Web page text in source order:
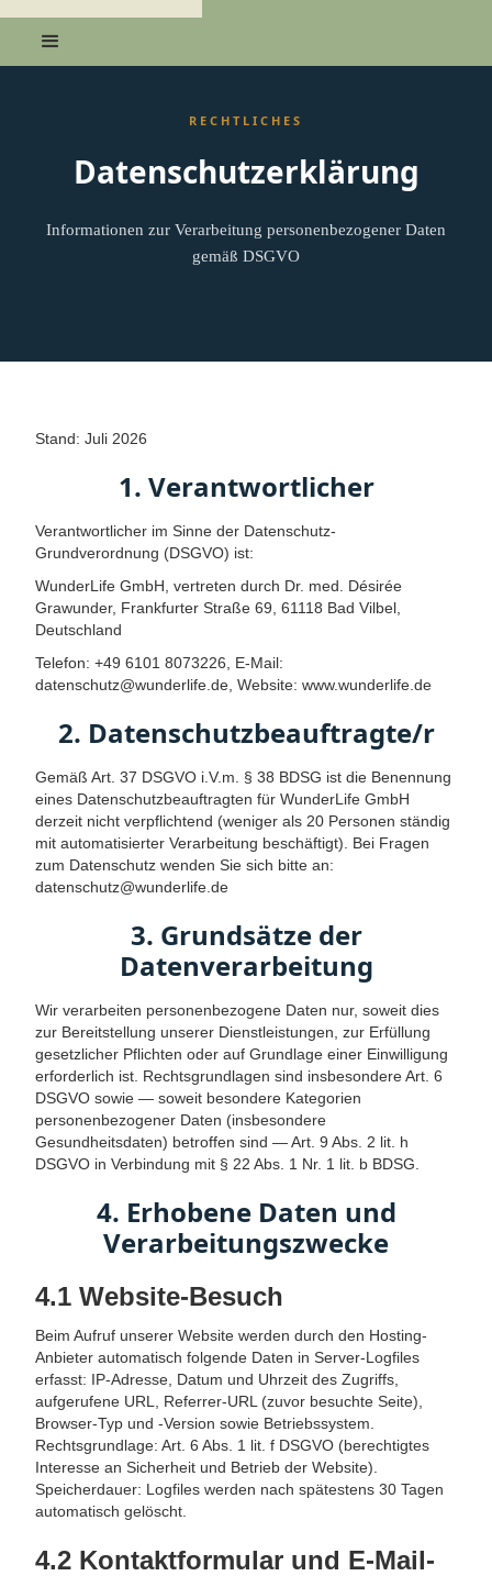
RECHTLICHES
Datenschutzerklärung
Informationen zur Verarbeitung personenbezogener Daten
gemäß DSGVO
Stand: Juli 2026
1. Verantwortlicher
Verantwortlicher im Sinne der Datenschutz-
Grundverordnung (DSGVO) ist:
WunderLife GmbH, vertreten durch Dr. med. Désirée
Grawunder, Frankfurter Straße 69, 61118 Bad Vilbel,
Deutschland
Telefon: +49 6101 8073226, E-Mail:
datenschutz@wunderlife.de, Website: www.wunderlife.de
2. Datenschutzbeauftragte/r
Gemäß Art. 37 DSGVO i.V.m. § 38 BDSG ist die Benennung
eines Datenschutzbeauftragten für WunderLife GmbH
derzeit nicht verpflichtend (weniger als 20 Personen ständig
mit automatisierter Verarbeitung beschäftigt). Bei Fragen
zum Datenschutz wenden Sie sich bitte an:
datenschutz@wunderlife.de
3. Grundsätze der
Datenverarbeitung
Wir verarbeiten personenbezogene Daten nur, soweit dies
zur Bereitstellung unserer Dienstleistungen, zur Erfüllung
gesetzlicher Pflichten oder auf Grundlage einer Einwilligung
erforderlich ist. Rechtsgrundlagen sind insbesondere Art. 6
DSGVO sowie — soweit besondere Kategorien
personenbezogener Daten (insbesondere
Gesundheitsdaten) betroffen sind — Art. 9 Abs. 2 lit. h
DSGVO in Verbindung mit § 22 Abs. 1 Nr. 1 lit. b BDSG.
4. Erhobene Daten und
Verarbeitungszwecke
4.1 Website-Besuch
Beim Aufruf unserer Website werden durch den Hosting-
Anbieter automatisch folgende Daten in Server-Logfiles
erfasst: IP-Adresse, Datum und Uhrzeit des Zugriffs,
aufgerufene URL, Referrer-URL (zuvor besuchte Seite),
Browser-Typ und -Version sowie Betriebssystem.
Rechtsgrundlage: Art. 6 Abs. 1 lit. f DSGVO (berechtigtes
Interesse an Sicherheit und Betrieb der Website).
Speicherdauer: Logfiles werden nach spätestens 30 Tagen
automatisch gelöscht.
4.2 Kontaktformular und E-Mail-